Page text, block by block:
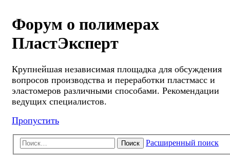
Форум о полимерах
ПластЭксперт
Крупнейшая независимая площадка для обсуждения
вопросов производства и переработки пластмасс и
эластомеров различными способами. Рекомендации
ведущих специалистов.
Пропустить
Поиск Расширенный поиск